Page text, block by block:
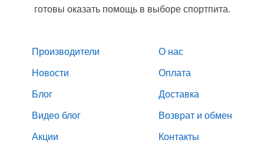
готовы оказать помощь в выборе спортпита.
Производители
Новости
Блог
Видео блог
Акции
О нас
Оплата
Доставка
Возврат и обмен
Контакты